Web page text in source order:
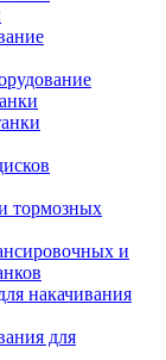
тормозных
и
накачивания
для